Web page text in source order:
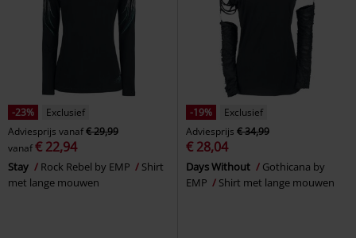
-23%
Exclusief
Adviesprijs vanaf€ 29,99
vanaf€ 22,94
Stay Rock Rebel by EMP
Shirt
met lange mouwen
-19%
Exclusief
Adviesprijs € 34,99
€ 28,04
Days Without
Gothicana by
EMP
Shirt met lange mouwen